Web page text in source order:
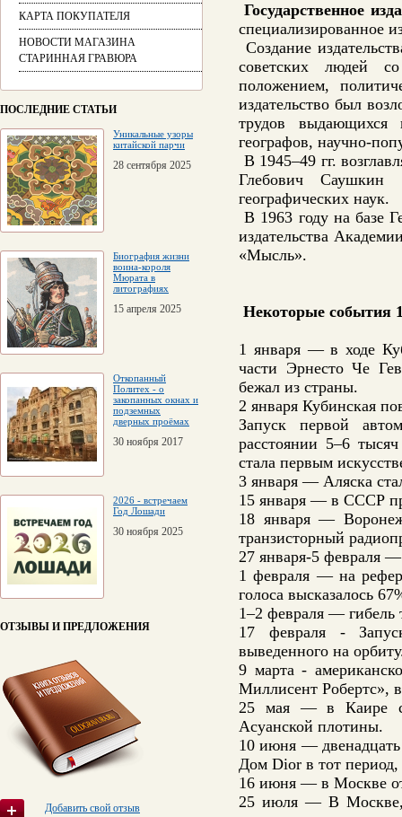
КАРТА ПОКУПАТЕЛЯ
НОВОСТИ МАГАЗИНА
СТАРИННАЯ ГРАВЮРА
ПОСЛЕДНИЕ СТАТЬИ
Уникальные узоры
китайской парчи
28 сентября 2025
Биография жизни
воина-короля
Мюрата в
литографиях
15 апреля 2025
Откопанный
Политех - о
закопанных окнах и
подземных
дверных проёмах
30 ноября 2017
2026 - встречаем
Год Лошади
30 ноября 2025
ОТЗЫВЫ И ПРЕДЛОЖЕНИЯ
Добавить свой отзыв
Государственное
специализированное
Создание
советских людей
положением,
издательство был
трудов выдающихся
географов, научно-
В 1945–49 гг.
Глебович Саушкин
географических наук.
В 1963 году на базе
издательства
«Мысль».
Некоторые события
1 января — в ходе
части Эрнесто Че
бежал из страны.
2 января Кубинская
Запуск первой
расстоянии 5–6
стала первым
3 января — Аляска
15 января — в СССР
18 января —
транзисторный
27 января-5 февраля
1 февраля — на
голоса высказалось
1–2 февраля — гибель
17 февраля -
выведенного на
9 марта -
Миллисент Робертс»,
25 мая — в Каире
Асуанской плотины.
10 июня — двенадцать
Дом Dior в тот
16 июня — в Москве
25 июля — В Москве,